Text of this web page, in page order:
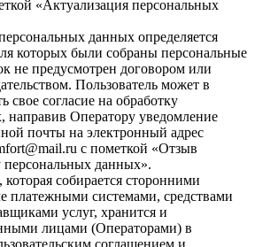
«Актуализация персональных
данных определяется
которых были собраны персональные
не предусмотрен договором или
Пользователь может в
свое согласие на обработку
направив Оператору уведомление
почты на электронный адрес
с пометкой «Отзыв
персональных данных».
собирается сторонними
платежными системами, средствами
услуг, хранится и
лицами (Операторами) в
соглашением и